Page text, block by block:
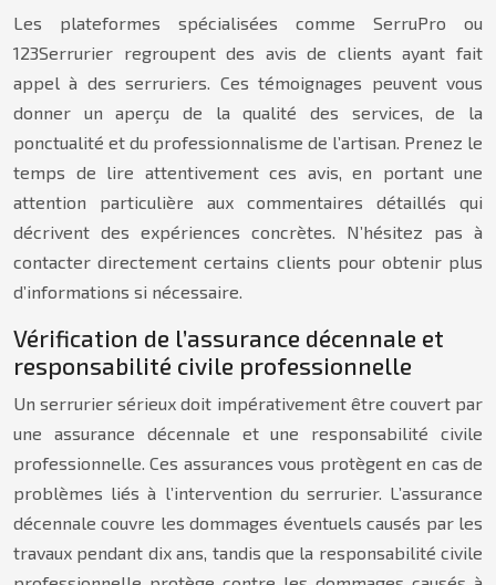
Les plateformes spécialisées comme SerruPro ou
123Serrurier regroupent des avis de clients ayant fait
appel à des serruriers. Ces témoignages peuvent vous
donner un aperçu de la qualité des services, de la
ponctualité et du professionnalisme de l’artisan. Prenez le
temps de lire attentivement ces avis, en portant une
attention particulière aux commentaires détaillés qui
décrivent des expériences concrètes. N’hésitez pas à
contacter directement certains clients pour obtenir plus
d’informations si nécessaire.
Vérification de l’assurance décennale et
responsabilité civile professionnelle
Un serrurier sérieux doit impérativement être couvert par
une assurance décennale et une responsabilité civile
professionnelle. Ces assurances vous protègent en cas de
problèmes liés à l’intervention du serrurier. L’assurance
décennale couvre les dommages éventuels causés par les
travaux pendant dix ans, tandis que la responsabilité civile